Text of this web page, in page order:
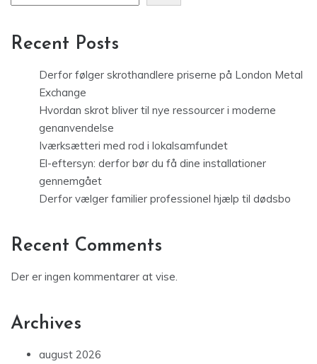
Recent Posts
Derfor følger skrothandlere priserne på London Metal
Exchange
Hvordan skrot bliver til nye ressourcer i moderne
genanvendelse
Iværksætteri med rod i lokalsamfundet
El-eftersyn: derfor bør du få dine installationer
gennemgået
Derfor vælger familier professionel hjælp til dødsbo
Recent Comments
Der er ingen kommentarer at vise.
Archives
august 2026